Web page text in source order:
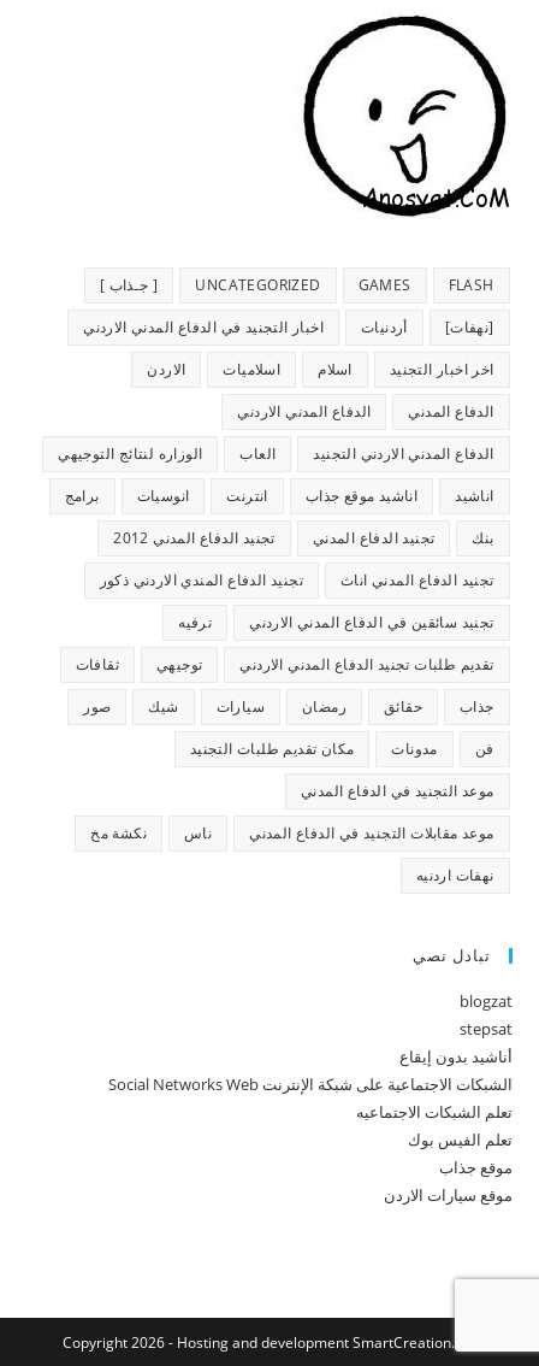
FLASH
GAMES
UNCATEGORIZED [ جـذاب ]
[نهفات] أردنيات اخبار التجنيد في الدفاع المدني الاردني
اخر اخبار التجنيد اسلام اسلاميات الاردن
الدفاع المدني الدفاع المدني الاردني
الدفاع المدني الاردني التجنيد العاب الوزاره لنتائج التوجيهي
اناشيد اناشيد موقع جذاب انترنت انوسيات برامج
بنك تجنيد الدفاع المدني تجنيد الدفاع المدني 2012
تجنيد الدفاع المدني اناث تجنيد الدفاع المندي الاردني ذكور
تجنيد سائقين في الدفاع المدني الاردني ترفيه
تقديم طلبات تجنيد الدفاع المدني الاردني توجيهي ثقافات
جذاب حقائق رمضان سيارات شيك صور
فن مدونات مكان تقديم طلبات التجنيد
موعد التجنيد في الدفاع المدني
موعد مقابلات التجنيد في الدفاع المدني ناس نكشة مخ
نهفات اردنيه
تبادل نصي
blogzat
stepsat
أناشيد بدون إيقاع
الشبكات الاجتماعية على شبكة الإنترنت Social Networks Web
تعلم الشبكات الاجتماعيه
تعلم الفيس بوك
موقع جذاب
موقع سيارات الاردن
Copyright 2026 - Hosting and developmentSmartCreation.net